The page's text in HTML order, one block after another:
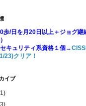
/日を月20日以上＋ジョグ継
キュリティ系資格１個→
23)クリア！
イブ